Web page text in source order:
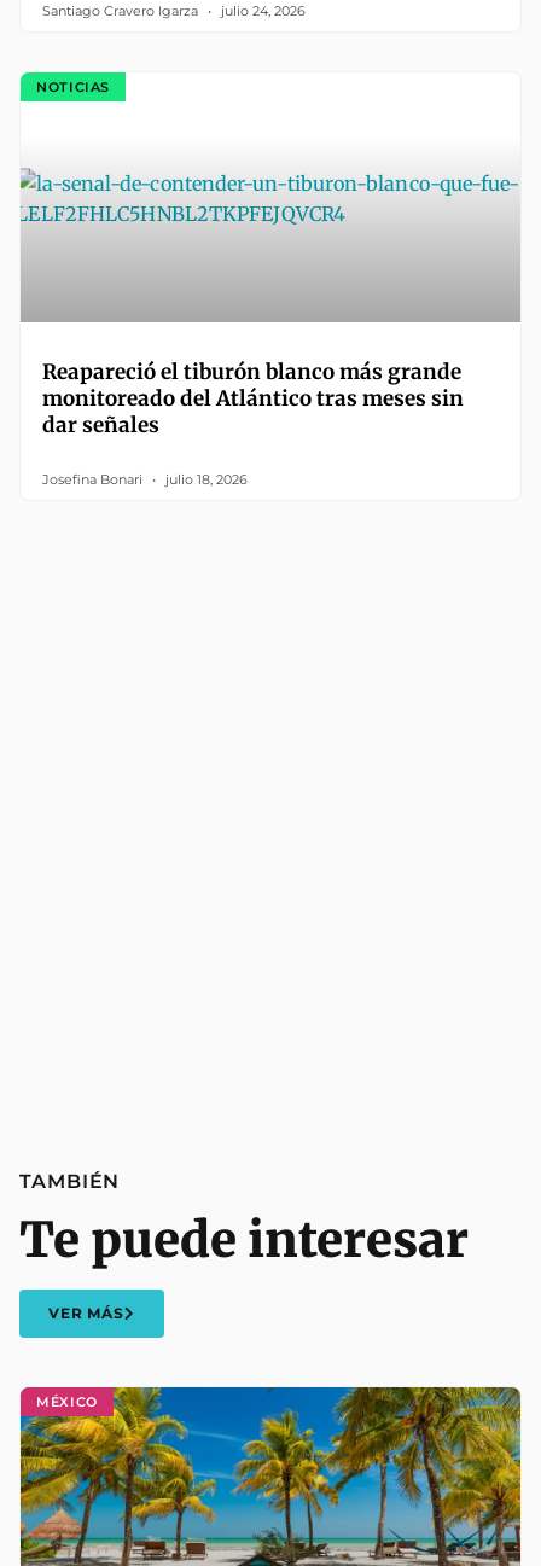
Santiago Cravero Igarza julio 24, 2026
NOTICIAS
Reapareció el tiburón blanco más grande
monitoreado del Atlántico tras meses sin
dar señales
Josefina Bonari julio 18, 2026
MÉXICO
TAMBIÉN
Te puede interesar
VER MÁS